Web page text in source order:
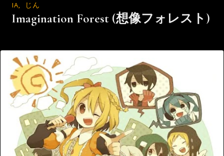
IA, じん
Imagination Forest (想像フォレスト)